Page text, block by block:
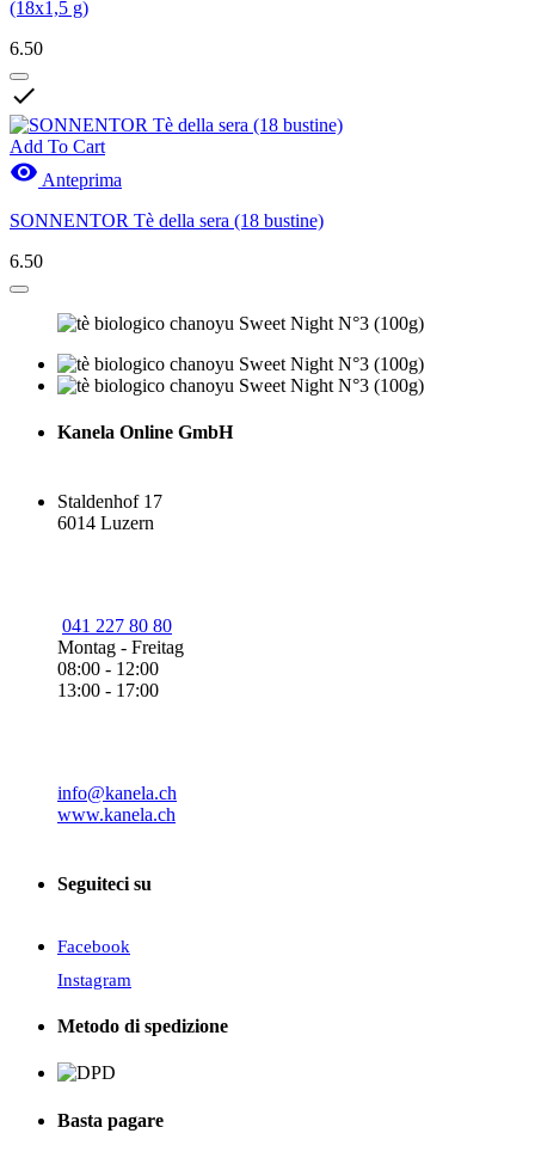
(18x1,5 g)
6.50

Add To Cart
 Anteprima
SONNENTOR Tè della sera (18 bustine)
6.50
Kanela Online GmbH
Staldenhof 17
6014 Luzern
041 227 80 80
Montag - Freitag
08:00 - 12:00
13:00 - 17:00
info@kanela.ch
www.kanela.ch
Seguiteci su
Facebook
Instagram
Metodo di spedizione
Basta pagare